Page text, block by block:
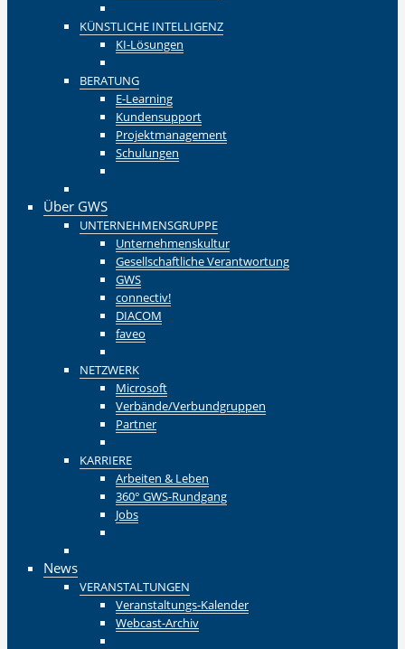
KÜNSTLICHE INTELLIGENZ
KI-Lösungen
BERATUNG
E-Learning
Kundensupport
Projektmanagement
Schulungen
Über GWS
UNTERNEHMENSGRUPPE
Unternehmenskultur
Gesellschaftliche Verantwortung
GWS
connectiv!
DIACOM
faveo
NETZWERK
Microsoft
Verbände/Verbundgruppen
Partner
KARRIERE
Arbeiten & Leben
360° GWS-Rundgang
Jobs
News
VERANSTALTUNGEN
Veranstaltungs-Kalender
Webcast-Archiv